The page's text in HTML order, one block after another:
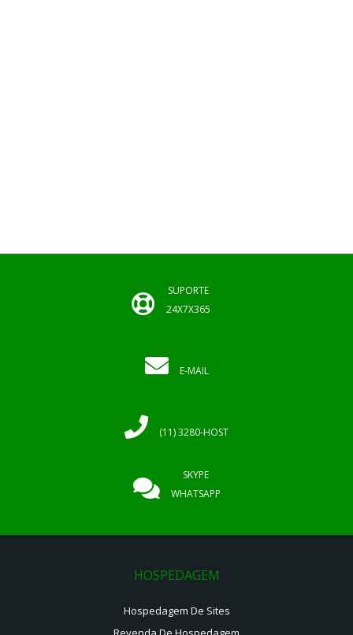
SUPORTE
24X7X365
E-MAIL
(11) 3280-HOST
SKYPE
WHATSAPP
HOSPEDAGEM
Hospedagem De Sites